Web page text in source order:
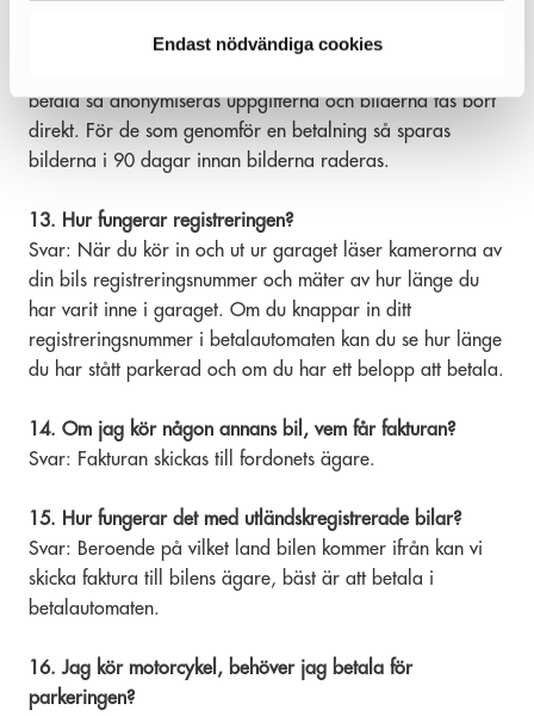
Endast nödvändiga cookies
Sverige AB har beviljats tillstånd från Länsstyrelsen. Om
betala så anonymiseras uppgifterna och bilderna tas bort
direkt. För de som genomför en betalning så sparas
bilderna i 90 dagar innan bilderna raderas.
13. Hur fungerar registreringen?
Svar: När du kör in och ut ur garaget läser kamerorna av
din bils registreringsnummer och mäter av hur länge du
har varit inne i garaget. Om du knappar in ditt
registreringsnummer i betalautomaten kan du se hur länge
du har stått parkerad och om du har ett belopp att betala.
14. Om jag kör någon annans bil, vem får fakturan?
Svar: Fakturan skickas till fordonets ägare.
15. Hur fungerar det med utländskregistrerade bilar?
Svar: Beroende på vilket land bilen kommer ifrån kan vi
skicka faktura till bilens ägare, bäst är att betala i
betalautomaten.
16. Jag kör motorcykel, behöver jag betala för
parkeringen?